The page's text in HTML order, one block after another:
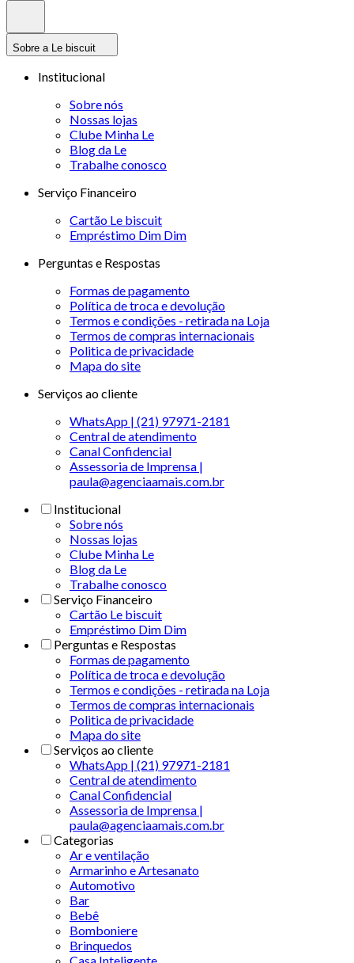
Sobre a Le biscuit
Institucional
Sobre nós
Nossas lojas
Clube Minha Le
Blog da Le
Trabalhe conosco
Serviço Financeiro
Cartão Le biscuit
Empréstimo Dim Dim
Perguntas e Respostas
Formas de pagamento
Política de troca e devolução
Termos e condições - retirada na Loja
Termos de compras internacionais
Politica de privacidade
Mapa do site
Serviços ao cliente
WhatsApp | (21) 97971-2181
Central de atendimento
Canal Confidencial
Assessoria de Imprensa |
paula@agenciaamais.com.br
Institucional
Sobre nós
Nossas lojas
Clube Minha Le
Blog da Le
Trabalhe conosco
Serviço Financeiro
Cartão Le biscuit
Empréstimo Dim Dim
Perguntas e Respostas
Formas de pagamento
Política de troca e devolução
Termos e condições - retirada na Loja
Termos de compras internacionais
Politica de privacidade
Mapa do site
Serviços ao cliente
WhatsApp | (21) 97971-2181
Central de atendimento
Canal Confidencial
Assessoria de Imprensa |
paula@agenciaamais.com.br
Categorias
Ar e ventilação
Armarinho e Artesanato
Automotivo
Bar
Bebê
Bomboniere
Brinquedos
Casa Inteligente